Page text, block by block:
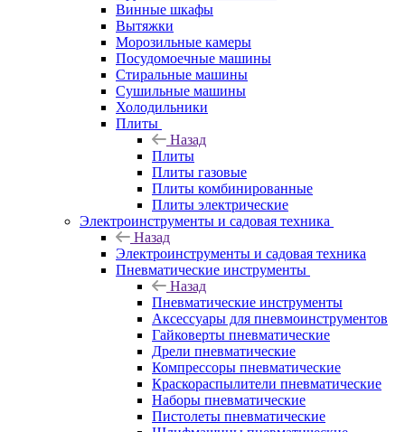
Винные шкафы
Вытяжки
Морозильные камеры
Посудомоечные машины
Стиральные машины
Сушильные машины
Холодильники
Плиты
Назад
Плиты
Плиты газовые
Плиты комбинированные
Плиты электрические
Электроинструменты и садовая техника
Назад
Электроинструменты и садовая техника
Пневматические инструменты
Назад
Пневматические инструменты
Аксессуары для пневмоинструментов
Гайковерты пневматические
Дрели пневматические
Компрессоры пневматические
Краскораспылители пневматические
Наборы пневматические
Пистолеты пневматические